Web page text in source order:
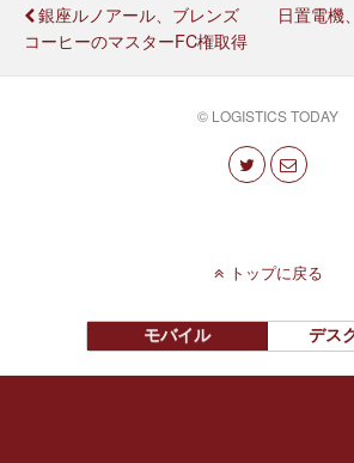
銀座ルノアール、ブレンズ
コーヒーのマスターFC権取得
日置電機
© LOGISTICS TODAY
トップに戻る
モバイル デス